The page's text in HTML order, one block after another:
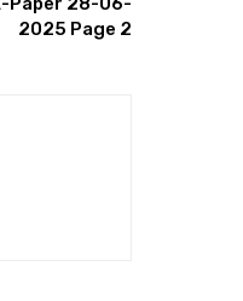
2025 Page 2